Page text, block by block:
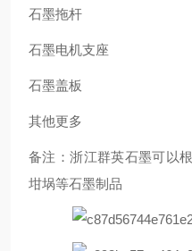
石墨拖杆
石墨电机支座
石墨盖板
其他更多
备注：浙江群英石墨可以
坩埚等石墨制品